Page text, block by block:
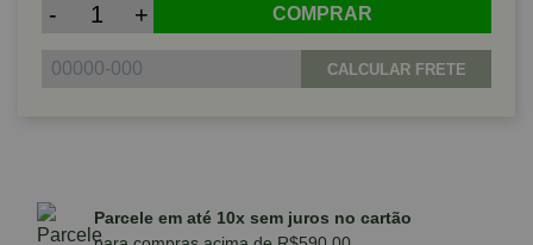
- + COMPRAR
CALCULAR FRETE
Parcele em até 10x sem juros no cartão